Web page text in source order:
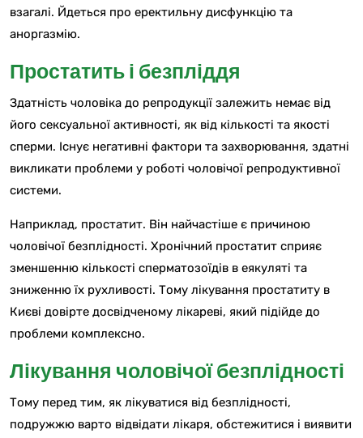
взагалі. Йдеться про еректильну дисфункцію та
аноргазмію.
Простатить і безпліддя
Здатність чоловіка до репродукції залежить немає від
його сексуальної активності, як від кількості та якості
сперми. Існує негативні фактори та захворювання, здатні
викликати проблеми у роботі чоловічої репродуктивної
системи.
Наприклад, простатит. Він найчастіше є причиною
чоловічої безплідності. Хронічний простатит сприяє
зменшенню кількості сперматозоїдів в еякуляті та
зниженню їх рухливості. Тому лікування простатиту в
Києві довірте досвідченому лікареві, який підійде до
проблеми комплексно.
Лікування чоловічої безплідності
Тому перед тим, як лікуватися від безплідності,
подружжю варто відвідати лікаря, обстежитися і виявити